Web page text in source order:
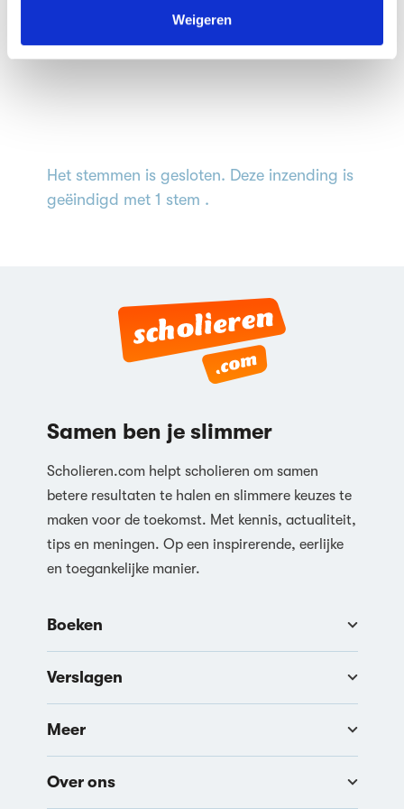
kunnen ontvangen en verwerken.
Weigeren
Het stemmen is gesloten. Deze inzending is
geëindigd met 1 stem .
Samen ben je slimmer
Scholieren.com helpt scholieren om samen
betere resultaten te halen en slimmere keuzes te
maken voor de toekomst. Met kennis, actualiteit,
tips en meningen. Op een inspirerende, eerlijke
en toegankelijke manier.
Boeken
Verslagen
Meer
Over ons